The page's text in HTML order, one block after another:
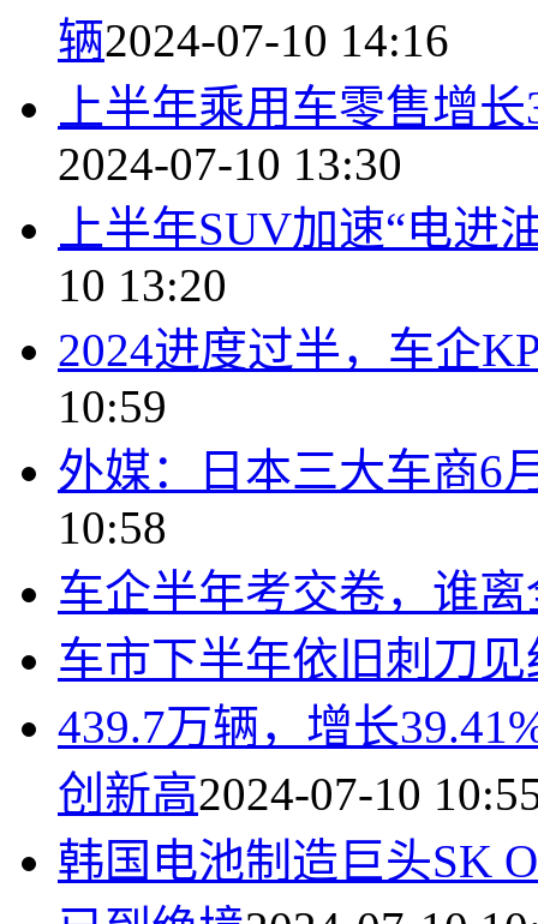
辆2024-07-10 14:16
上半年乘用车零售增
2024-07-10 13:30
上半年SUV加速“电进
10 13:20
2024进度过半，车企
10:59
外媒：日本三大车商6
10:58
车企半年考交卷，谁
车市下半年依旧刺刀见
439.7万辆，增长
创新高2024-07-10
韩国电池制造巨头SK